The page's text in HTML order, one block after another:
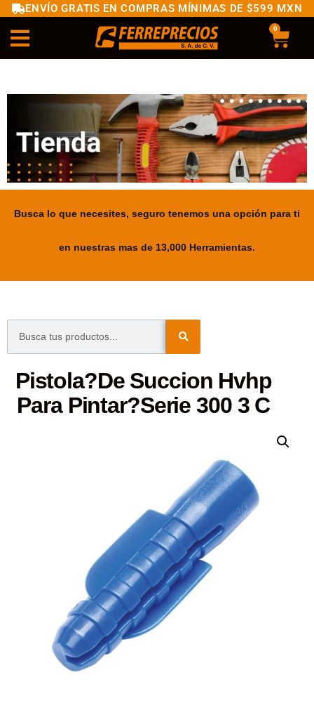
ENVÍO GRATIS EN COMPRAS MÍNIMAS DE $599 MXN
0
Busca lo que necesites, seguro tenemos una opción para ti
en nuestras mas de 13,000 Herramientas.
Pistola?De Succion Hvhp
Para Pintar?Serie 300 3 C